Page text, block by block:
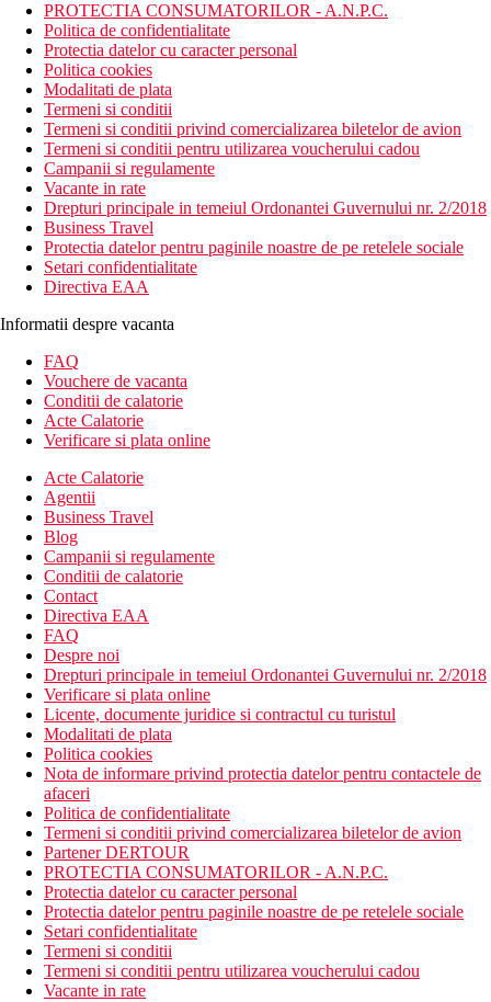
PROTECTIA CONSUMATORILOR - A.N.P.C.
Politica de confidentialitate
Protectia datelor cu caracter personal
Politica cookies
Modalitati de plata
Termeni si conditii
Termeni si conditii privind comercializarea biletelor de avion
Termeni si conditii pentru utilizarea voucherului cadou
Campanii si regulamente
Vacante in rate
Drepturi principale in temeiul Ordonantei Guvernului nr. 2/2018
Business Travel
Protectia datelor pentru paginile noastre de pe retelele sociale
Setari confidentialitate
Directiva EAA
Informatii despre vacanta
FAQ
Vouchere de vacanta
Conditii de calatorie
Acte Calatorie
Verificare si plata online
Acte Calatorie
Agentii
Business Travel
Blog
Campanii si regulamente
Conditii de calatorie
Contact
Directiva EAA
FAQ
Despre noi
Drepturi principale in temeiul Ordonantei Guvernului nr. 2/2018
Verificare si plata online
Licente, documente juridice si contractul cu turistul
Modalitati de plata
Politica cookies
Nota de informare privind protectia datelor pentru contactele de
afaceri
Politica de confidentialitate
Termeni si conditii privind comercializarea biletelor de avion
Partener DERTOUR
PROTECTIA CONSUMATORILOR - A.N.P.C.
Protectia datelor cu caracter personal
Protectia datelor pentru paginile noastre de pe retelele sociale
Setari confidentialitate
Termeni si conditii
Termeni si conditii pentru utilizarea voucherului cadou
Vacante in rate